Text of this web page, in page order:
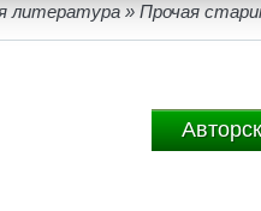
литература » Прочая